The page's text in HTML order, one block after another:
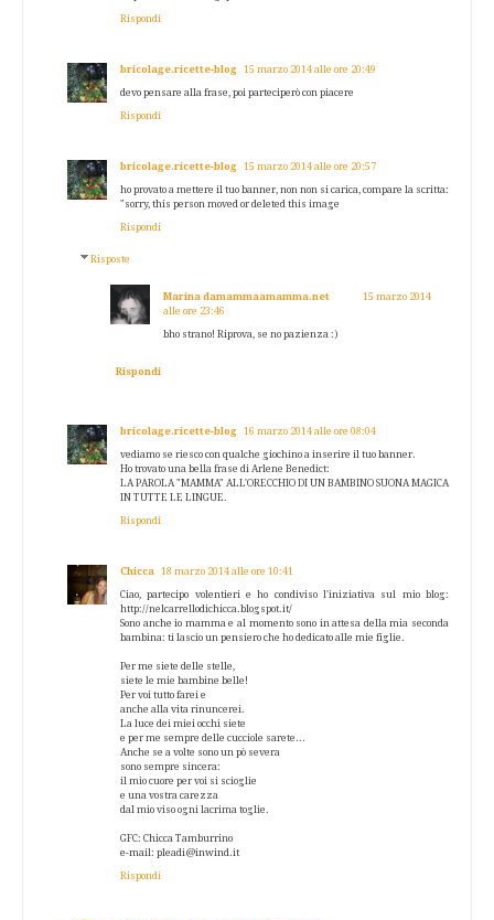
Rispondi
bricolage.ricette-blog 15 marzo 2014 alle ore 20:49
devo pensare alla frase, poi parteciperò con piacere
Rispondi
bricolage.ricette-blog 15 marzo 2014 alle ore 20:57
ho provato a mettere il tuo banner, non non si carica, compare la scritta:
"sorry, this person moved or deleted this image
Rispondi
Risposte
Marina damammaamamma.net
15 marzo 2014
alle ore 23:46
bho strano! Riprova, se no pazienza :)
Rispondi
bricolage.ricette-blog 16 marzo 2014 alle ore 08:04
vediamo se riesco con qualche giochino a inserire il tuo banner.
Ho trovato una bella frase di Arlene Benedict:
LA PAROLA "MAMMA" ALL'ORECCHIO DI UN BAMBINO SUONA MAGICA
IN TUTTE LE LINGUE.
Rispondi
Chicca 18 marzo 2014 alle ore 10:41
Ciao, partecipo volentieri e ho condiviso l'iniziativa sul mio blog:
http://nelcarrellodichicca.blogspot.it/
Sono anche io mamma e al momento sono in attesa della mia seconda
bambina: ti lascio un pensiero che ho dedicato alle mie figlie.
Per me siete delle stelle,
siete le mie bambine belle!
Per voi tutto farei e
anche alla vita rinuncerei.
La luce dei miei occhi siete
e per me sempre delle cucciole sarete...
Anche se a volte sono un pò severa
sono sempre sincera:
il mio cuore per voi si scioglie
e una vostra carezza
dal mio viso ogni lacrima toglie.
GFC: Chicca Tamburrino
e-mail: pleadi@inwind.it
Rispondi